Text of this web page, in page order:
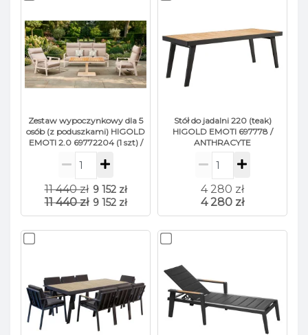
Zestaw wypoczynkowy dla 5
osób (z poduszkami) HIGOLD
EMOTI 2.0 69772204 (1 szt) /
69772003 (2 szt) / 684187 (1
szt) / TAUPE
11 440 zł 9 152 zł
11 440 zł 9 152 zł
Stół do jadalni 220 (teak)
HIGOLD EMOTI 697778 /
ANTHRACYTE
4 280 zł
4 280 zł